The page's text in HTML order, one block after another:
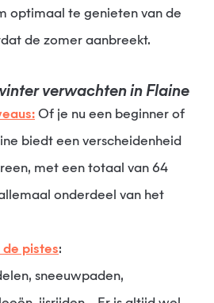
optimaal te genieten van de
de zomer aanbreekt.
winter verwachten in Flaine
Of je nu een beginner of
biedt een verscheidenheid
met een totaal van 64
onderdeel van het
pistes:
sneeuwpaden,